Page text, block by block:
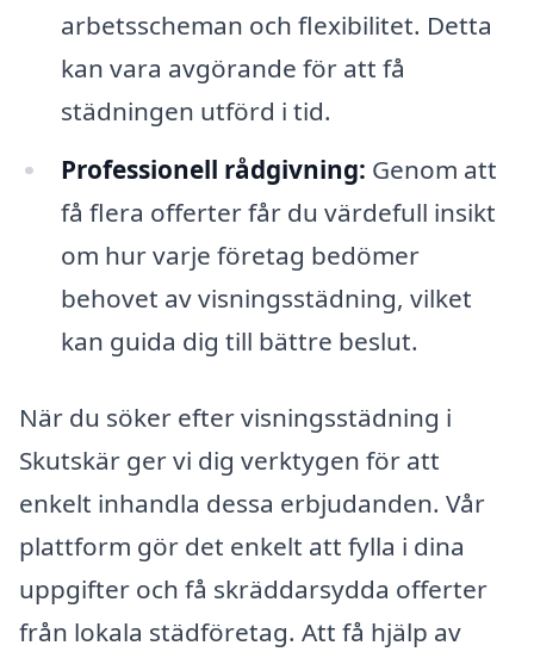
arbetsscheman och flexibilitet. Detta
kan vara avgörande för att få
städningen utförd i tid.
Professionell rådgivning: Genom att
få flera offerter får du värdefull insikt
om hur varje företag bedömer
behovet av visningsstädning, vilket
kan guida dig till bättre beslut.
När du söker efter visningsstädning i
Skutskär ger vi dig verktygen för att
enkelt inhandla dessa erbjudanden. Vår
plattform gör det enkelt att fylla i dina
uppgifter och få skräddarsydda offerter
från lokala städföretag. Att få hjälp av